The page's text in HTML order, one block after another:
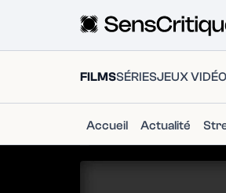
FILMSSÉRIESJEUX VIDÉO
Accueil Actualité